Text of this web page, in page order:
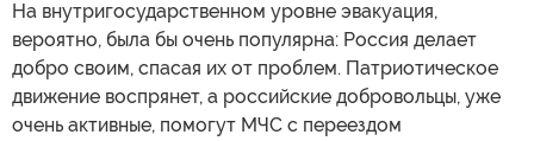
На внутригосударственном уровне эвакуация,
вероятно, была бы очень популярна: Россия делает
добро своим, спасая их от проблем. Патриотическое
движение воспрянет, а российские добровольцы, уже
очень активные, помогут МЧС с переездом